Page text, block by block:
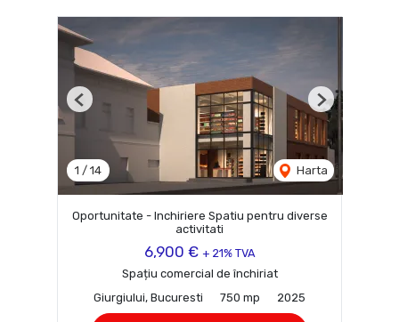
1 / 14 Harta
Previous Next
Oportunitate - Inchiriere Spatiu pentru diverse
activitati
6,900 € + 21% TVA
Spațiu comercial de închiriat
Giurgiului, Bucuresti
750 mp 2025